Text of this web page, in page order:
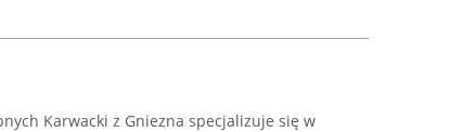
Karwacki z Gniezna specjalizuje się w